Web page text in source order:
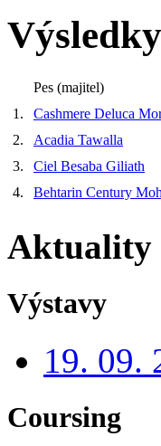
Pes (majitel)
1.
Cashmere Deluca
2.
Acadia Tawalla
3.
Ciel Besaba Giliath
4.
Behtarin Century
Aktuality
Výstavy
19. 09.
Coursing